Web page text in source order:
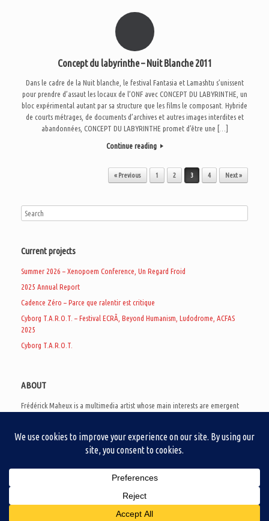
Concept du labyrinthe – Nuit Blanche 2011
Dans le cadre de la Nuit blanche, le festival Fantasia et Lamashtu s’unissent
pour prendre d’assaut les locaux de l’ONF avec CONCEPT DU LABYRINTHE, un
bloc expérimental autant par sa structure que les films le composant. Hybride
de courts métrages, de documents d’archives et autres images interdites et
abandonnées, CONCEPT DU LABYRINTHE promet d’être une […]
Continue reading
« Previous 1 2 3 4 Next »
Current projects
Summer 2026 – Xenopoem Conference, Un Regard Froid
2025 Annual Report
Cadence Zéro – Parce que ralentir est critique
Cyborg T.A.R.O.T. – Festival ECRÃ, Beyond Humanism, Ludodrome, ACFAS
2025
Cyborg T.A.R.O.T.
ABOUT
Frédérick Maheux is a multimedia artist whose main interests are emergent
creates noisy video games, produces industrial music under Un Regard Froid,
and practices the art of analogic collages. He is currently a doctoral student
creation as a research methodology to study noise.